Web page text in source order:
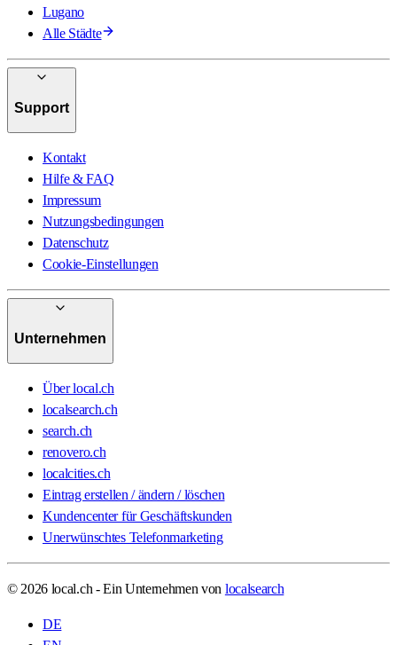
Lugano
Alle Städte
Support
Kontakt
Hilfe & FAQ
Impressum
Nutzungsbedingungen
Datenschutz
Cookie-Einstellungen
Unternehmen
Über local.ch
localsearch.ch
search.ch
renovero.ch
localcities.ch
Eintrag erstellen / ändern / löschen
Kundencenter für Geschäftskunden
Unerwünschtes Telefonmarketing
© 2026 local.ch - Ein Unternehmen von localsearch
DE